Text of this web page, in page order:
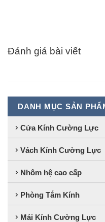
DANH MỤC SẢN
Cửa Kính Cường Lực
Vách Kính Cường Lực
Nhôm hệ cao cấp
Phòng Tắm Kính
Mái Kính Cường Lực
Đánh giá bài viết